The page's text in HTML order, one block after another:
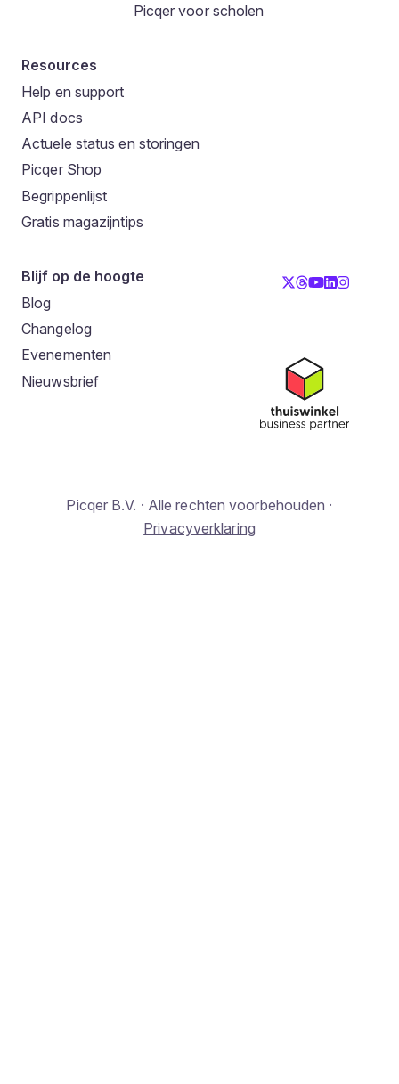
Picqer voor scholen
Resources
Help en support
API docs
Actuele status en storingen
Picqer Shop
Begrippenlijst
Gratis magazijntips
Blijf op de hoogte
Blog
Changelog
Evenementen
Nieuwsbrief
Picqer B.V. · Alle rechten voorbehouden ·
Privacyverklaring